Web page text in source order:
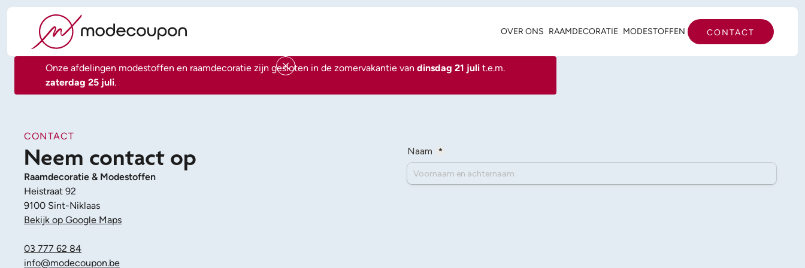
OVER ONS RAAMDECORATIE MODESTOFFEN CONTACT
Onze afdelingen modestoffen en raamdecoratie zijn gesloten in de zomervakantie vandinsdag 21 juli t.e.m.
zaterdag 25 juli.
CONTACT
Neem contact op
Raamdecoratie & Modestoffen
Heistraat 92
9100 Sint-Niklaas
Bekijk op Google Maps
03 777 62 84
info@modecoupon.be